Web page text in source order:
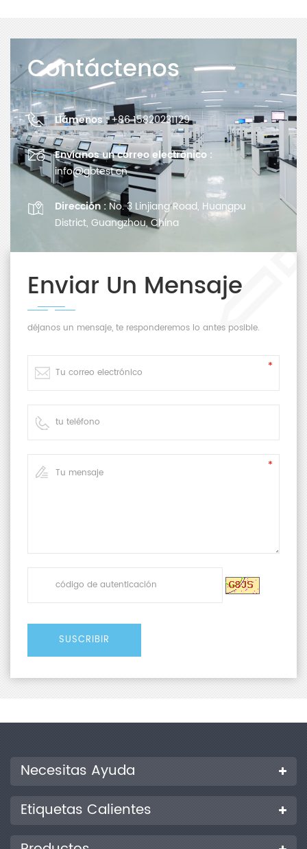
Contáctenos
Llámenos :+86 15820231129
Envíanos un correo electrónico :
info@gbtest.cn
Dirección : No. 3 Linjiang Road, Huangpu
District, Guangzhou, China
Enviar Un Mensaje
déjanos un mensaje, te responderemos lo antes posible.
Necesitas Ayuda
Etiquetas Calientes